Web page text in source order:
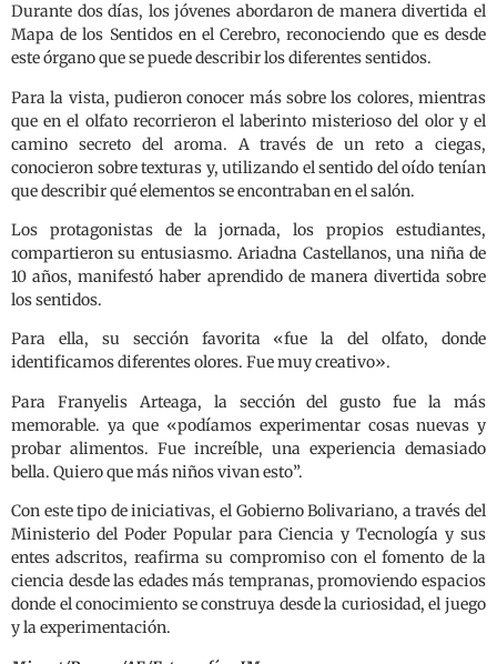
Durante dos días, los jóvenes abordaron de manera divertida el
Mapa de los Sentidos en el Cerebro, reconociendo que es desde
este órgano que se puede describir los diferentes sentidos.
Para la vista, pudieron conocer más sobre los colores, mientras
que en el olfato recorrieron el laberinto misterioso del olor y el
camino secreto del aroma. A través de un reto a ciegas,
conocieron sobre texturas y, utilizando el sentido del oído tenían
que describir qué elementos se encontraban en el salón.
Los protagonistas de la jornada, los propios estudiantes,
compartieron su entusiasmo. Ariadna Castellanos, una niña de
10 años, manifestó haber aprendido de manera divertida sobre
los sentidos.
Para ella, su sección favorita «fue la del olfato, donde
identificamos diferentes olores. Fue muy creativo».
Para Franyelis Arteaga, la sección del gusto fue la más
memorable. ya que «podíamos experimentar cosas nuevas y
probar alimentos. Fue increíble, una experiencia demasiado
bella. Quiero que más niños vivan esto”.
Con este tipo de iniciativas, el Gobierno Bolivariano, a través del
Ministerio del Poder Popular para Ciencia y Tecnología y sus
entes adscritos, reafirma su compromiso con el fomento de la
ciencia desde las edades más tempranas, promoviendo espacios
donde el conocimiento se construya desde la curiosidad, el juego
y la experimentación.